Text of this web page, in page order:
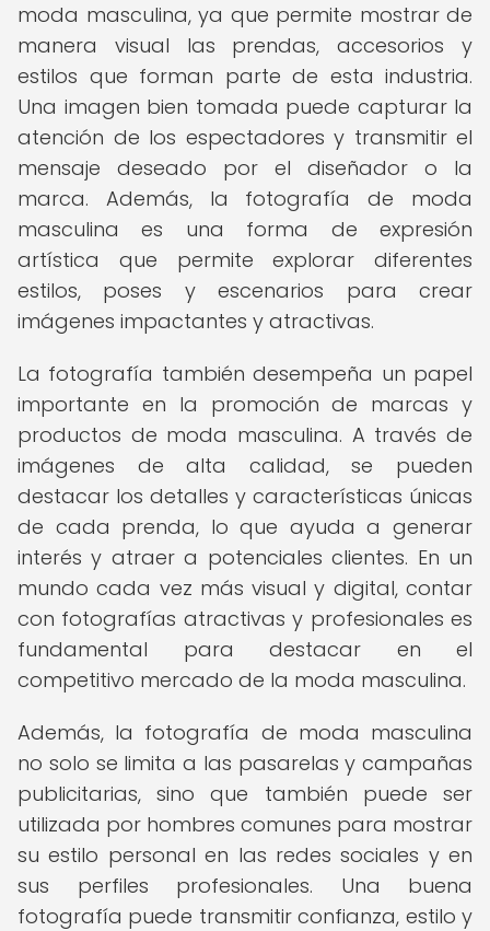
moda masculina, ya que permite mostrar de
manera visual las prendas, accesorios y
estilos que forman parte de esta industria.
Una imagen bien tomada puede capturar la
atención de los espectadores y transmitir el
mensaje deseado por el diseñador o la
marca. Además, la fotografía de moda
masculina es una forma de expresión
artística que permite explorar diferentes
estilos, poses y escenarios para crear
imágenes impactantes y atractivas.
La fotografía también desempeña un papel
importante en la promoción de marcas y
productos de moda masculina. A través de
imágenes de alta calidad, se pueden
destacar los detalles y características únicas
de cada prenda, lo que ayuda a generar
interés y atraer a potenciales clientes. En un
mundo cada vez más visual y digital, contar
con fotografías atractivas y profesionales es
fundamental para destacar en el
competitivo mercado de la moda masculina.
Además, la fotografía de moda masculina
no solo se limita a las pasarelas y campañas
publicitarias, sino que también puede ser
utilizada por hombres comunes para mostrar
su estilo personal en las redes sociales y en
sus perfiles profesionales. Una buena
fotografía puede transmitir confianza, estilo y